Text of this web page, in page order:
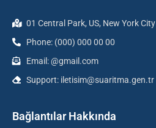
01 Central Park, US, New York City
Phone: (000) 000 00 00
Email: @gmail.com
Support: iletisim@suaritma.gen.tr
Bağlantılar Hakkında